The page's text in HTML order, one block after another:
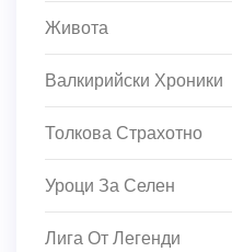
Живота
Валкирийски Хроники
Толкова Страхотно
Уроци За Селен
Лига От Легенди